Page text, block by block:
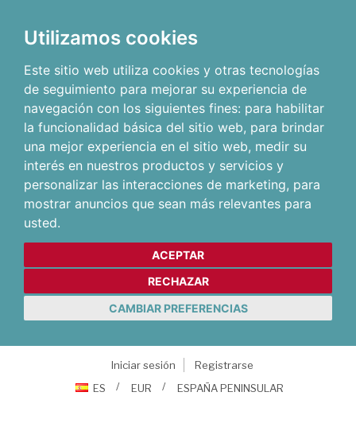
Utilizamos cookies
Este sitio web utiliza cookies y otras tecnologías
de seguimiento para mejorar su experiencia de
navegación con los siguientes fines: para habilitar
la funcionalidad básica del sitio web, para brindar
una mejor experiencia en el sitio web, medir su
interés en nuestros productos y servicios y
personalizar las interacciones de marketing, para
mostrar anuncios que sean más relevantes para
usted.
ACEPTAR
RECHAZAR
CAMBIAR PREFERENCIAS
Iniciar sesión
Registrarse
ES
EUR ESPAÑA PENINSULAR